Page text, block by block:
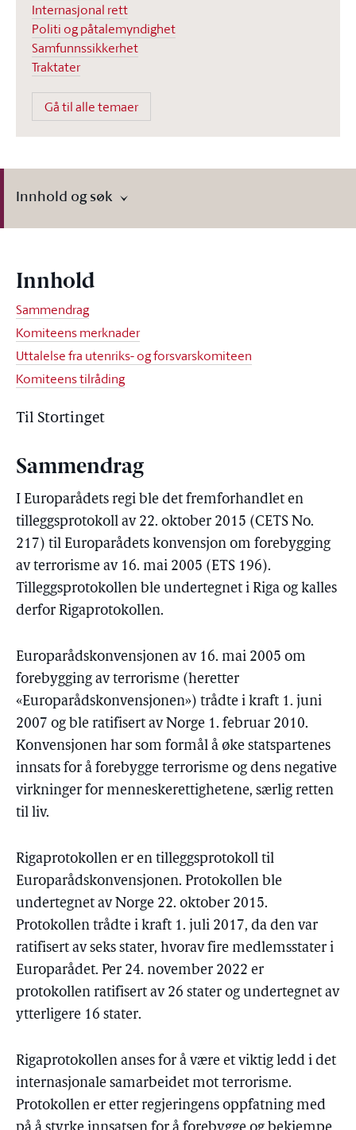
Internasjonal rett
Politi og påtalemyndighet
Samfunnssikkerhet
Traktater
Gå til alle temaer
Innhold og søk
Innhold
Sammendrag
Komiteens merknader
Uttalelse fra utenriks- og forsvarskomiteen
Komiteens tilråding
Til Stortinget
Sammendrag
I Europarådets regi ble det fremforhandlet en
tilleggsprotokoll av 22. oktober 2015 (CETS No.
217) til Europarådets konvensjon om forebygging
av terrorisme av 16. mai 2005 (ETS 196).
Tilleggsprotokollen ble undertegnet i Riga og kalles
derfor Rigaprotokollen.
Europarådskonvensjonen av 16. mai 2005 om
forebygging av terrorisme (heretter
«Europarådskonvensjonen») trådte i kraft 1. juni
2007 og ble ratifisert av Norge 1. februar 2010.
Konvensjonen har som formål å øke statspartenes
innsats for å forebygge terrorisme og dens negative
virkninger for menneskerettighetene, særlig retten
til liv.
Rigaprotokollen er en tilleggsprotokoll til
Europarådskonvensjonen. Protokollen ble
undertegnet av Norge 22. oktober 2015.
Protokollen trådte i kraft 1. juli 2017, da den var
ratifisert av seks stater, hvorav fire medlemsstater i
Europarådet. Per 24. november 2022 er
protokollen ratifisert av 26 stater og undertegnet av
ytterligere 16 stater.
Rigaprotokollen anses for å være et viktig ledd i det
internasjonale samarbeidet mot terrorisme.
Protokollen er etter regjeringens oppfatning med